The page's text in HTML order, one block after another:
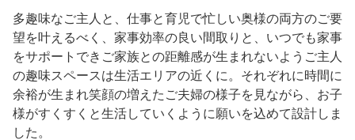
多趣味なご主人と、仕事と育児で忙しい奥様の両方のご要
望を叶えるべく、家事効率の良い間取りと、いつでも家事
をサポートできご家族との距離感が生まれないようご主人
の趣味スペースは生活エリアの近くに。それぞれに時間に
余裕が生まれ笑顔の増えたご夫婦の様子を見ながら、お子
様がすくすくと生活していくように願いを込めて設計しま
した。